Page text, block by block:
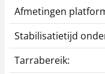
Afmetingen
Stabilisatietijd
Tarrabereik: